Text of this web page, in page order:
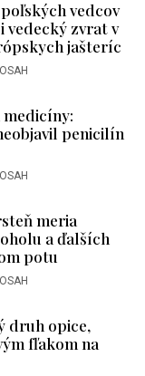
vedcov
vedecký zvrat v
jašteríc
penicilín
meria
a ďalších
potu
druh opice,
fľakom na